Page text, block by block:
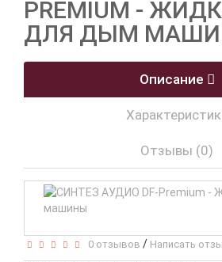
PREMIUM -
ДЛЯ ДЫМ
Описание
Отзывы (0)
0 отзывов / Написать